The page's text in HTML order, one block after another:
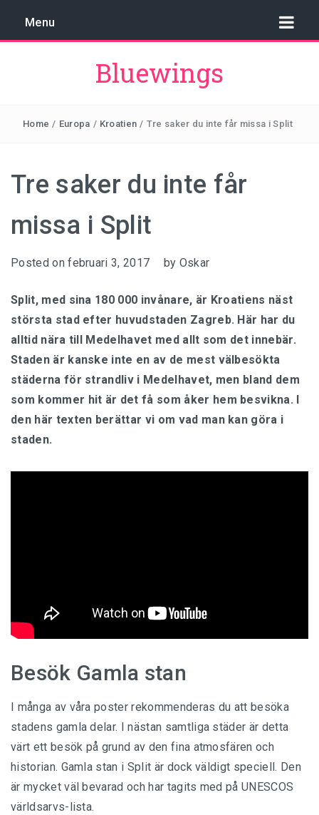
Menu
VAD ÄR KLOCKAN I SIDNEY?
VAD ÄR KLOCKAN I JAKARTA?
VAD ÄR KLOCKAN I LONDON?
Bluewings
Home / Europa / Kroatien / Tre saker du inte får missa i Split
Tre saker du inte får
missa i Split
Posted onfebruari 3, 2017 by Oskar
Split, med sina 180 000 invånare, är Kroatiens näst
största stad efter huvudstaden Zagreb. Här har du
alltid nära till Medelhavet med allt som det innebär.
Staden är kanske inte en av de mest välbesökta
städerna för strandliv i Medelhavet, men bland dem
som kommer hit är det få som åker hem besvikna. I
den här texten berättar vi om vad man kan göra i
staden.
Besök Gamla stan
I många av våra poster rekommenderas du att besöka
stadens gamla delar. I nästan samtliga städer är detta
värt ett besök på grund av den fina atmosfären och
historian. Gamla stan i Split är dock väldigt speciell. Den
är mycket väl bevarad och har tagits med på UNESCOS
världsarvs-lista.